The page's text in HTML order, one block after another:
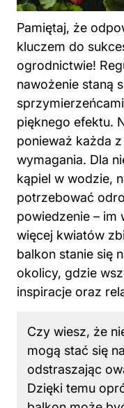
Pamiętaj, że
kluczem do
ogrodnictwie!
nawożenie staną
pięknego efektu.
ponieważ każda
wymagania. Dla
kąpiel w wodzie,
potrzebować
powiedzenie – im
więcej kwiatów
balkon stanie się
okolicy, gdzie
inspiracje oraz
Czy wiesz, że
mogą stać się
odstraszając
Dzięki temu